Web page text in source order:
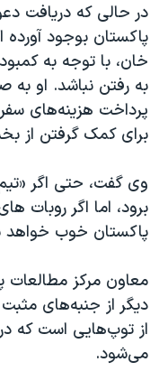
در حالی که دريافت
پاکستان بوجود
خان، با توجه به
به رفتن نباشد. او
پرداخت هزینه‌های
برای کمک گرفتن
وی گفت، حتی اگر
برود، اما اگر روبات
پاکستان خوب خواهد
معاون مرکز مطالعات
دیگر از جنبه‌های
از توپ‌هايی است که
می‌شود.